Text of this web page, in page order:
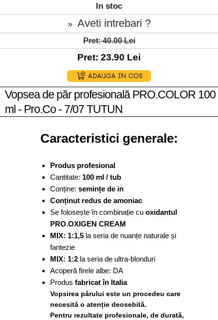
In stoc
» Aveti intrebari ?
Pret: 40.00 Lei
Pret: 23.90 Lei
Vopsea de păr profesională PRO.COLOR 100
ml - Pro.Co - 7/07 TUTUN
Caracteristici generale:
Produs profesional
Cantitate: 100 ml / tub
Conține: semințe de in
Conținut redus de amoniac
Se folosește în combinație cu oxidantul
PRO.OXIGEN CREAM
MIX: 1:1,5 la seria de nuanțe naturale și
fantezie
MIX: 1:2 la seria de ultra-blonduri
Acoperă firele albe: DA
Produs fabricat în Italia
Vopsirea părului este un procedeu care
necesită o atenție deosebită.
Pentru rezultate profesionale, de durată,